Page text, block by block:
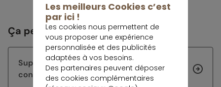
Ça peut vous intéresser
Super-livrets : jusqu’à 5% brut, sous
conditions
Les meilleurs Cookies c’est
par ici !
Les cookies nous permettent de
vous proposer une expérience
personnalisée et des publicités
adaptées à vos besoins.
Des partenaires peuvent déposer
des cookies complémentaires